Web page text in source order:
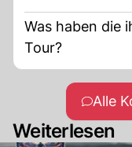
Was haben die
Tour?
Alle
Weiterlesen